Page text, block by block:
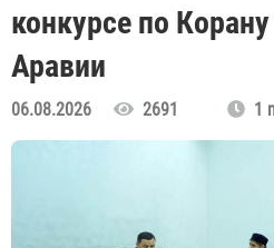
конкурсе по
Аравии
06.08.2026 2691 1